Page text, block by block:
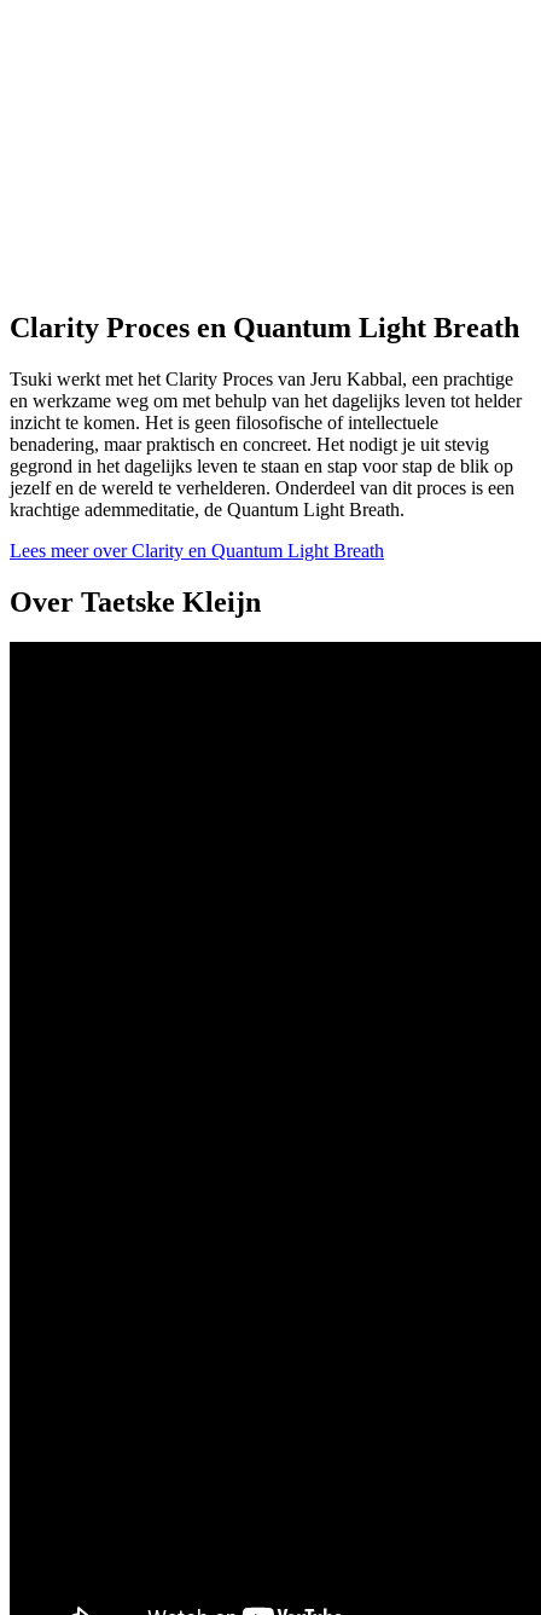
Clarity Proces en Quantum Light Breath
Tsuki werkt met het Clarity Proces van Jeru Kabbal, een prachtige
en werkzame weg om met behulp van het dagelijks leven tot helder
inzicht te komen. Het is geen filosofische of intellectuele
benadering, maar praktisch en concreet. Het nodigt je uit stevig
gegrond in het dagelijks leven te staan en stap voor stap de blik op
jezelf en de wereld te verhelderen. Onderdeel van dit proces is een
krachtige ademmeditatie, de Quantum Light Breath.
Lees meer over Clarity en Quantum Light Breath
Over Taetske Kleijn